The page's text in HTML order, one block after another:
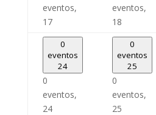
eventos,
17
eventos,
18
0
eventos
24
0
eventos,
24
0
eventos
25
0
eventos,
25